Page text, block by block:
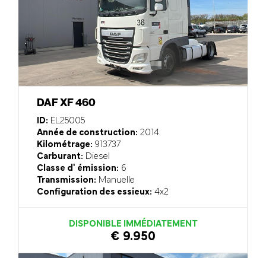
DAF XF 460
ID: EL25005
Année de construction: 2014
Kilométrage: 913737
Carburant: Diesel
Classe d' émission: 6
Transmission: Manuelle
Configuration des essieux: 4x2
DISPONIBLE IMMÉDIATEMENT
€ 9.950